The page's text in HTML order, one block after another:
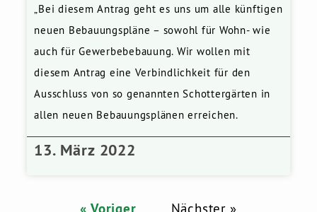
„Bei diesem Antrag geht es uns um alle künftigen
neuen Bebauungspläne – sowohl für Wohn- wie
auch für Gewerbebebauung. Wir wollen mit
diesem Antrag eine Verbindlichkeit für den
Ausschluss von so genannten Schottergärten in
allen neuen Bebauungsplänen erreichen.
13. März 2022